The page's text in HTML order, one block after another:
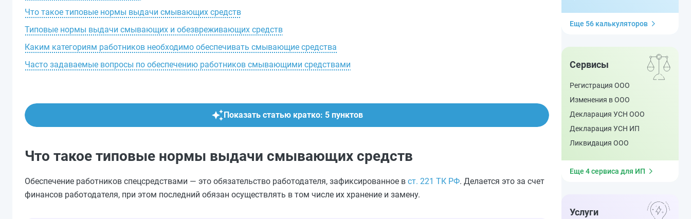
Что такое типовые нормы выдачи смывающих средств
Типовые нормы выдачи смывающих и обезвреживающих средств
Каким категориям работников необходимо обеспечивать смывающие средства
Часто задаваемые вопросы по обеспечению работников смывающими средствами
Показать статью кратко: 5 пунктов
Что такое типовые нормы выдачи смывающих средств
Обеспечение работников спецсредствами — это обязательство работодателя, зафиксированное в ст. 221 ТК РФ. Делается это за счет
финансов работодателя, при этом последний обязан осуществлять в том числе их хранение и замену.
Еще 56 калькуляторов
Сервисы
Регистрация ООО
Изменения в ООО
Декларация УСН ООО
Декларация УСН ИП
Ликвидация ООО
Еще 4 сервиса для ИП
Услуги